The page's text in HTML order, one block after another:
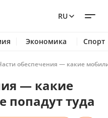
RU
Экономика Спорт
обеспечения — какие
— какие
попадут туда